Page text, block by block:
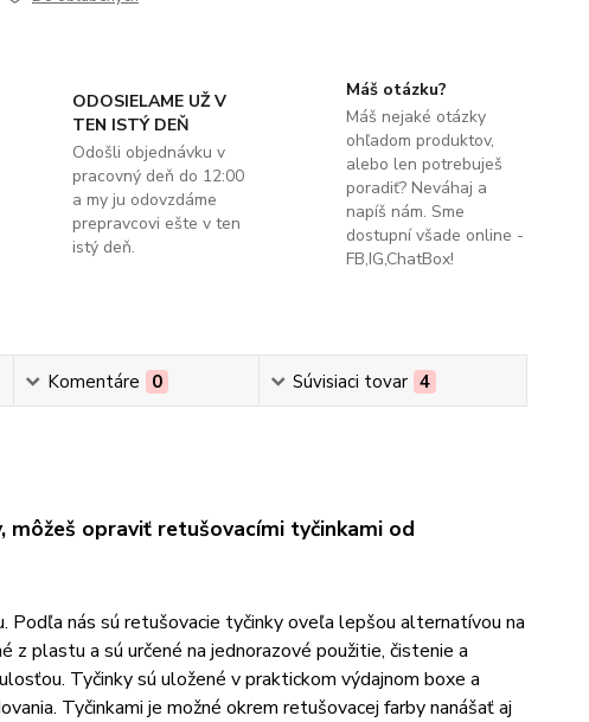
ODOSIELAME UŽ V
TEN ISTÝ DEŇ
Odošli objednávku v
pracovný deň do 12:00
a my ju odovzdáme
prepravcovi ešte v ten
istý deň.
Máš otázku?
Máš nejaké otázky
ohľadom produktov,
alebo len potrebuješ
poradiť? Neváhaj a
napíš nám. Sme
dostupní všade online -
FB,IG,ChatBox!
Komentáre 0 Súvisiaci tovar 4
môžeš opraviť retušovacími tyčinkami od
Podľa nás sú retušovacie tyčinky oveľa lepšou alternatívou na
plastu a sú určené na jednorazové použitie, čistenie a
Tyčinky sú uložené v praktickom výdajnom boxe a
Tyčinkami je možné okrem retušovacej farby nanášať aj